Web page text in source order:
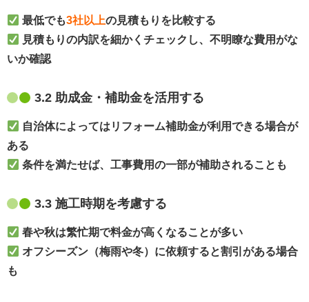
最低でも3社以上の見積もりを比較する
見積もりの内訳を細かくチェックし、不明瞭な費用がな
いか確認
3.2 助成金・補助金を活用する
自治体によってはリフォーム補助金が利用できる場合が
ある
条件を満たせば、工事費用の一部が補助されることも
3.3 施工時期を考慮する
春や秋は繁忙期で料金が高くなることが多い
オフシーズン（梅雨や冬）に依頼すると割引がある場合
も